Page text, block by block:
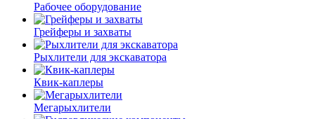
Рабочее оборудование
Грейферы и захваты
Рыхлители для экскаватора
Квик-каплеры
Мегарыхлители